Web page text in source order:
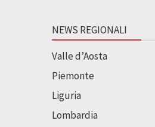
NEWS REGIONALI
Valle d’Aosta
Piemonte
Liguria
Lombardia